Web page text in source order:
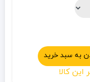
به سبد خرید
کالا